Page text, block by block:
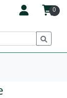
0